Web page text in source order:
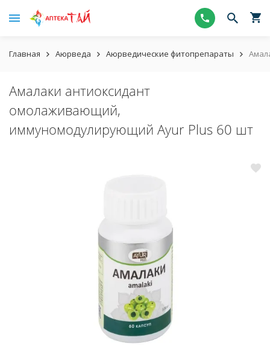
Главная Аюрведа Аюрведические фитопрепараты
Амалаки антиоксидант
омолаживающий,
иммуномодулирующий Ayur Plus 60 шт